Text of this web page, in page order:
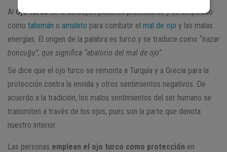
Al Ojo turcose le atribuyen poderes protectoras y es empleado
como talismán o amuleto para combatir el mal de ojo y las malas
energías. El origen de la palabra es turco y se traduce como “nazar
boncuğu”, que significa “abalorio del mal de ojo”.
Se dice que el ojo turco se remonta a Turquía y a Grecia para la
protección contra la envida y otros sentimientos negativos. De
acuerdo a la tradición, los malos sentimientos del ser humano se
transmiten a través de los ojos, pues son la parte que denota
nuestro interior.
Las personas emplean el ojo turco como protección en